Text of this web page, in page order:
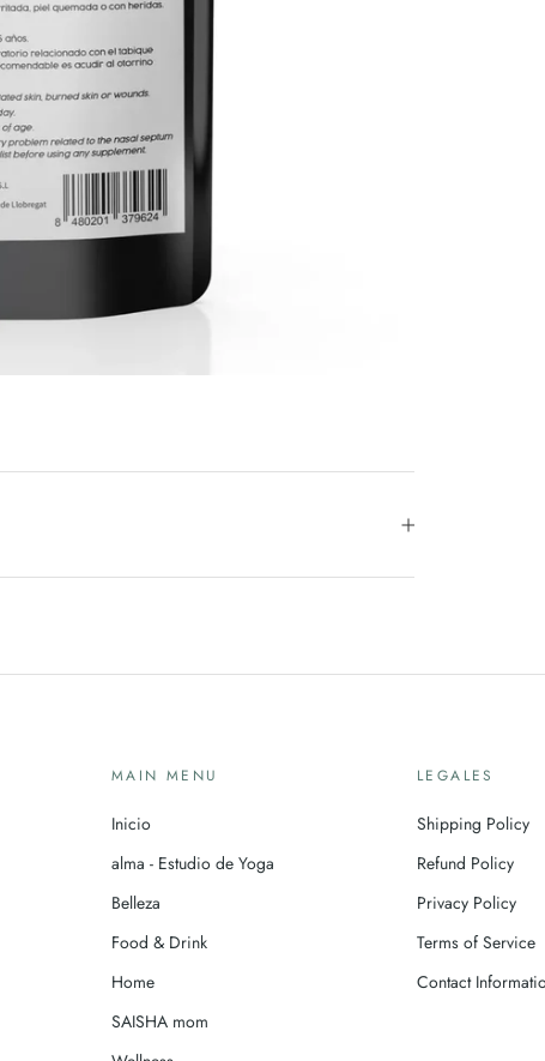
MAIN MENU
Inicio
alma - Estudio de Yoga
Belleza
Food & Drink
Home
SAISHA mom
LEGALES
Shipping Policy
Refund Policy
Privacy Policy
Terms of Service
Contact